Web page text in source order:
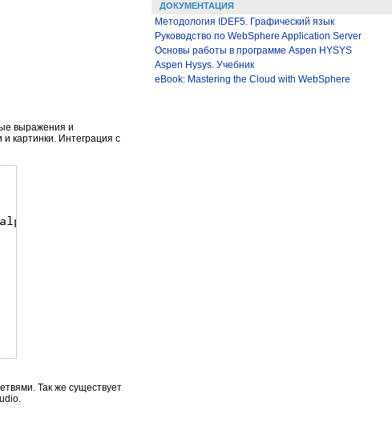
выражения и
картинки. Интеграция с
Так же существует
ДОКУМЕНТАЦИЯ
Методология IDEF5. Графический язык
Руководство по WebSphere Application Server
Основы работы в программе Aspen HYSYS
Aspen Hysys. Учебник
eBook: Mastering the Cloud with WebSphere